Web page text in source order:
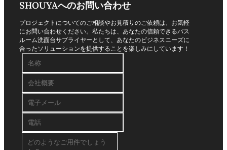
SHOUYAへのお問い合わせ
プロジェクトについてのご相談やお見積りのご依頼は、お気軽
にお問い合わせください。私たちは、あなたの信頼できるバス
ルーム洗面台サプライヤーとして、あなたのビジネスニーズに
合ったソリューションを提供することを楽しみにしています！